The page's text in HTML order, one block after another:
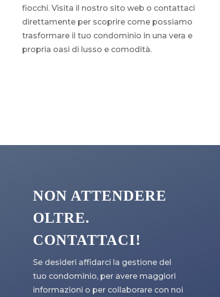
fiocchi. Visita il nostro sito web o contattaci
direttamente per scoprire come possiamo
trasformare il tuo condominio in una vera e
propria oasi di lusso e comodità.
NON ATTENDERE
OLTRE.
CONTATTACI!
Se desideri affidarci la gestione del
tuo condominio, per avere maggiori
informazioni o per collaborare con noi